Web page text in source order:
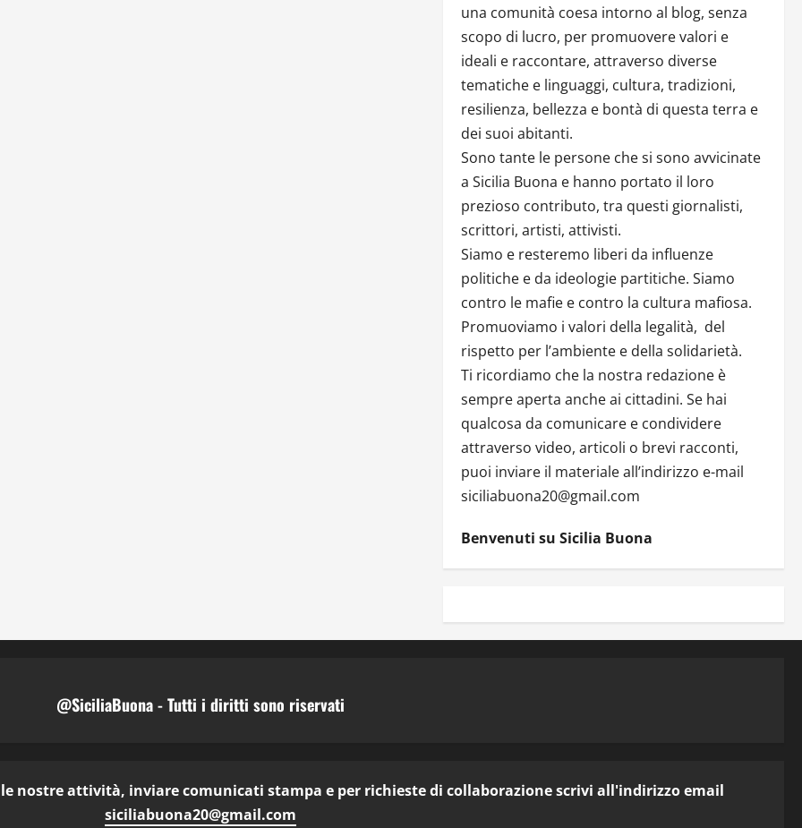
una comunità coesa intorno al blog, senza
scopo di lucro, per promuovere valori e
ideali e raccontare, attraverso diverse
tematiche e linguaggi, cultura, tradizioni,
resilienza, bellezza e bontà di questa terra e
dei suoi abitanti.
Sono tante le persone che si sono avvicinate
a Sicilia Buona e hanno portato il loro
prezioso contributo, tra questi giornalisti,
scrittori, artisti, attivisti.
Siamo e resteremo liberi da influenze
politiche e da ideologie partitiche. Siamo
contro le mafie e contro la cultura mafiosa.
Promuoviamo i valori della legalità, del
rispetto per l’ambiente e della solidarietà.
Ti ricordiamo che la nostra redazione è
sempre aperta anche ai cittadini. Se hai
qualcosa da comunicare e condividere
attraverso video, articoli o brevi racconti,
puoi inviare il materiale all’indirizzo e-mail
siciliabuona20@gmail.com
Benvenuti su Sicilia Buona
@SiciliaBuona - Tutti i diritti sono riservati
nostre attività, inviare comunicati stampa e per richieste di collaborazione scrivi all'indirizzo email
siciliabuona20@gmail.com